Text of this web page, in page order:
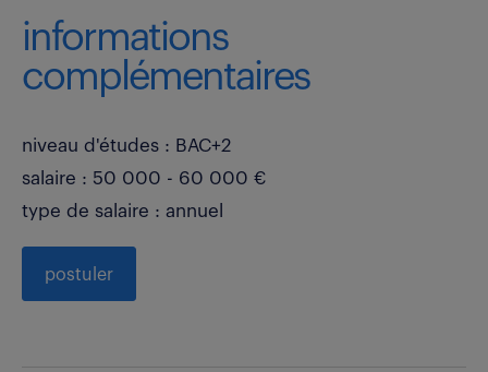
informations
complémentaires
niveau d'études : BAC+2
salaire : 50 000 - 60 000 €
type de salaire : annuel
postuler